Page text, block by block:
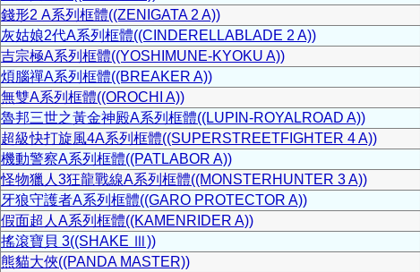
錢形2 A系列框體((ZENIGATA 2 A))
灰姑娘2代A系列框體((CINDERELLABLADE 2 A))
吉宗極A系列框體((YOSHIMUNE-KYOKU A))
煩腦禪A系列框體((BREAKER A))
無雙A系列框體((OROCHI A))
魯邦三世之黃金神殿A系列框體((LUPIN-ROYALROAD A))
超級快打旋風4A系列框體((SUPERSTREETFIGHTER 4 A))
機動警察A系列框體((PATLABOR A))
怪物獵人3狂龍戰線A系列框體((MONSTERHUNTER 3 A))
牙狼守護者A系列框體((GARO PROTECTOR A))
假面超人A系列框體((KAMENRIDER A))
搖滾寶貝 3((SHAKE Ⅲ))
熊貓大俠((PANDA MASTER))